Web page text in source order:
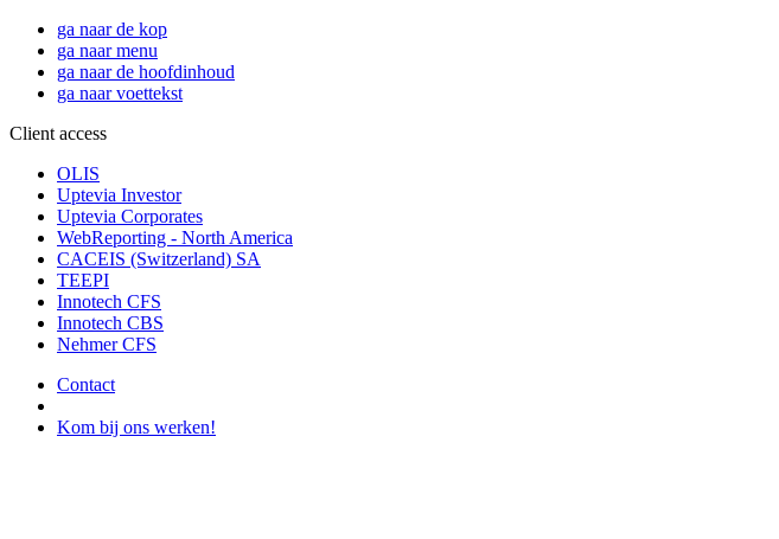
ga naar de kop
ga naar menu
ga naar de hoofdinhoud
ga naar voettekst
Client access
OLIS
Uptevia Investor
Uptevia Corporates
WebReporting - North America
CACEIS (Switzerland) SA
TEEPI
Innotech CFS
Innotech CBS
Nehmer CFS
Contact
Kom bij ons werken!